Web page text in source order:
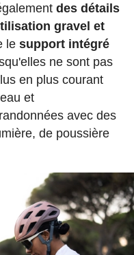
des détails
gravel et
le support intégré
ne sont pas
en plus courant
et
avec des
de poussière